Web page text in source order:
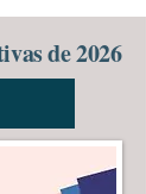
de 2026